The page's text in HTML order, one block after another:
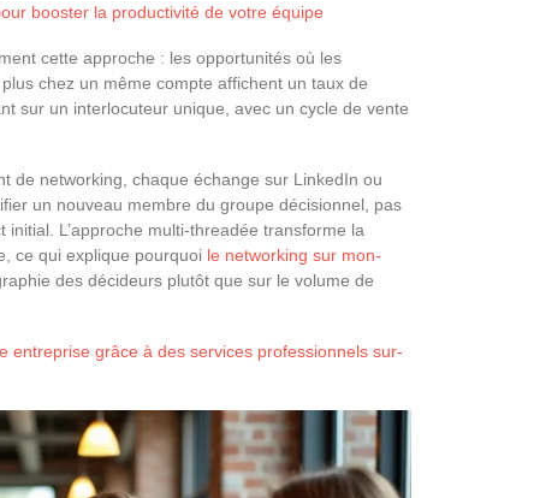
booster la productivité de votre équipe
cette approche : les opportunités où les
chez un même compte affichent un taux de
sur un interlocuteur unique, avec un cycle de vente
de networking, chaque échange sur LinkedIn ou
un nouveau membre du groupe décisionnel, pas
L’approche multi-threadée transforme la
ce qui explique pourquoi le networking sur mon-
des décideurs plutôt que sur le volume de
entreprise grâce à des services professionnels sur-